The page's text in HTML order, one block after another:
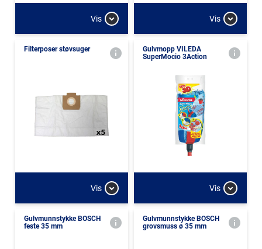
Vis Vis
Filterposer støvsuger
Vis
Gulvmopp VILEDA
SuperMocio 3Action
Vis
Gulvmunnstykke BOSCH
feste 35 mm
Gulvmunnstykke BOSCH
grovsmuss ø 35 mm